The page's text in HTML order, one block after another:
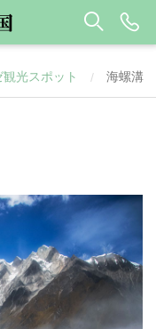
観光スポット / 海螺溝